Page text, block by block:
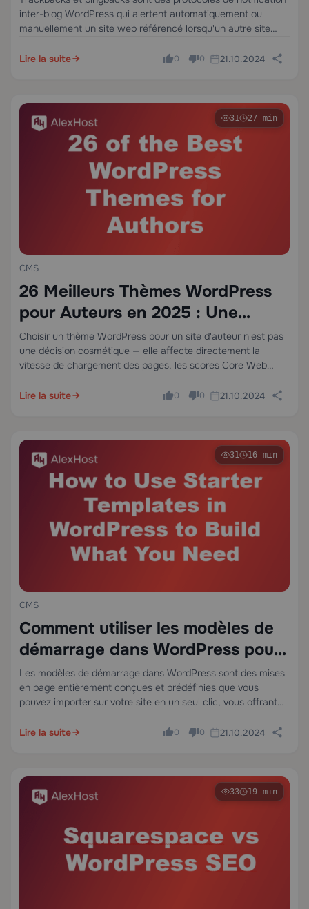
vous devriez les utiliser
inter-blog WordPress qui alertent automatiquement ou
manuellement un site web référencé lorsqu'un autre site
automatisé — WordPress l'envoie et le vérifie sans…
Lire la suite 0 0 21.10.2024
31 27 min
CMS
26 Meilleurs Thèmes WordPress
pour Auteurs en 2025 : Une
Analyse Technique Approfondie
pour les Écrivains et les Éditeurs
Choisir un thème WordPress pour un site d'auteur n'est pas
une décision cosmétique — elle affecte directement la
vitesse de chargement des pages, les scores Core Web
livres ou à constituer…
Lire la suite 0 0 21.10.2024
31 16 min
CMS
Comment utiliser les modèles de
démarrage dans WordPress pour
créer n’importe quel site dont
vous avez besoin
Les modèles de démarrage dans WordPress sont des mises
en page entièrement conçues et prédéfinies que vous
pouvez importer sur votre site en un seul clic, vous offrant
pages internes, typographie…
Lire la suite 0 0 21.10.2024
33 19 min